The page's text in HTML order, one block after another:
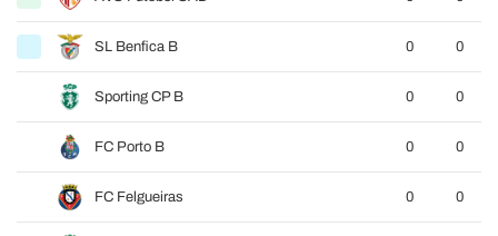
SL Benfica B 0 0
Sporting CP B 0 0
FC Porto B 0 0
FC Felgueiras 0 0